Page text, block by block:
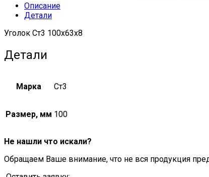
Описание
Детали
Уголок Ст3 100х63х8
Детали
Марка Ст3
Размер, мм 100
Не нашли что искали?
Обращаем Ваше внимание, что не вся продукция